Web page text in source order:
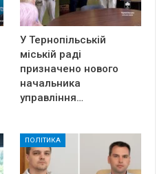
У Тернопільській
міській раді
призначено нового
начальника
управління…
ПОЛІТИКА